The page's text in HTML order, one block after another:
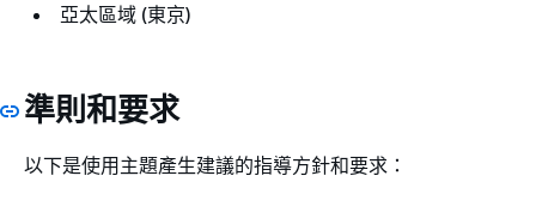
亞太區域 (東京)
準則和要求
以下是使用主題產生建議的指導方針和要求：